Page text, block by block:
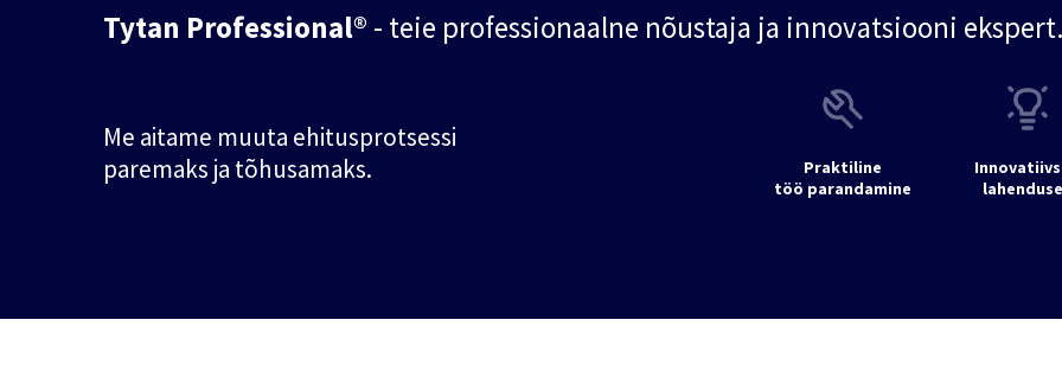
Tytan Professional® - teie professionaalne nõustaja ja innovatsiooni ekspert.
Me aitame muuta ehitusprotsessi
paremaks ja tõhusamaks.
Praktiline
töö parandamine